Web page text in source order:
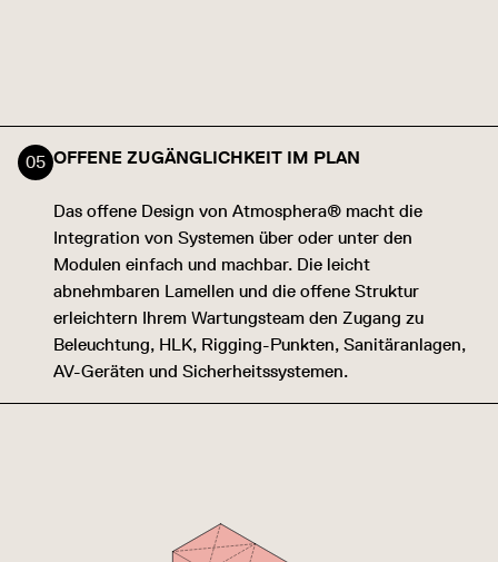
OFFENE ZUGÄNGLICHKEIT IM PLAN
Das offene Design von Atmosphera® macht die
Integration von Systemen über oder unter den
Modulen einfach und machbar. Die leicht
abnehmbaren Lamellen und die offene Struktur
erleichtern Ihrem Wartungsteam den Zugang zu
Beleuchtung, HLK, Rigging-Punkten, Sanitäranlagen,
AV-Geräten und Sicherheitssystemen.